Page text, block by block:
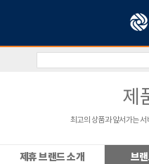
제
최고의 상품과 앞서가는
제휴 브랜드 소개 브